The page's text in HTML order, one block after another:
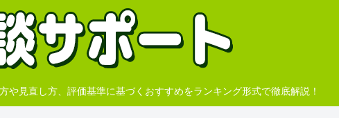
や見直し方、評価基準に基づくおすすめをランキング形式で徹底解説！